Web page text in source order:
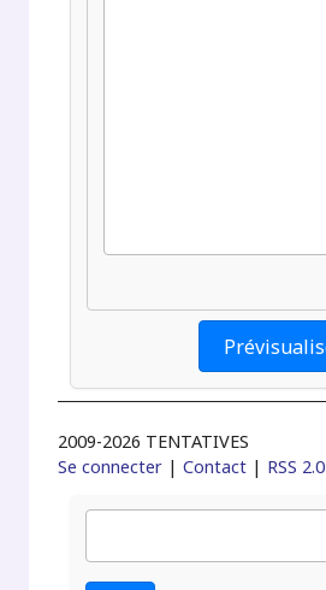
2009-2026 TENTATIVES
Se connecter |Contact | RSS 2.0